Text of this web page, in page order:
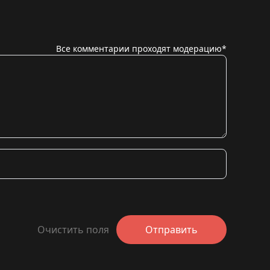
Все комментарии проходят модерацию*
Очистить поля Отправить